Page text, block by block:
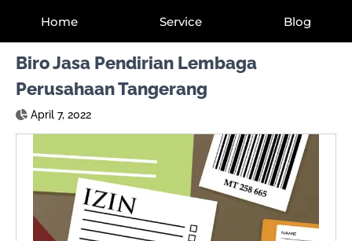
Home Service Blog
Biro Jasa Pendirian Lembaga
Perusahaan Tangerang
April 7, 2022